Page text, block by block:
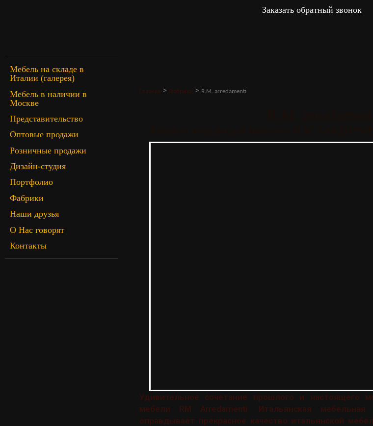
Заказать обратный звонок
Мебель на складе в
Италии (галерея)
Мебель в наличии в
Москве
Представительство
Оптовые продажи
Розничные продажи
Дизайн-студия
Портфолио
Фабрики
Наши друзья
О Нас говорят
Контакты
Главная > Фабрики > R.M. arredamenti
Удивительное сочетание прошлого и настоящего
мебели RM Arredamenti. Итальянская
оправдывает прекрасное качество итальянской